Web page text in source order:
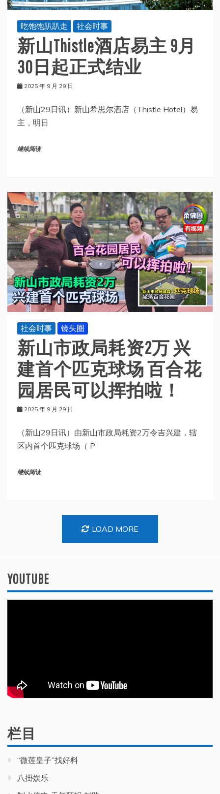
吃饱饱趴趴走 社会时事
新山Thistle酒店易主 9月
30日起正式结业
2025 年 9 月 29 日
（新山29日讯）新山希思尔酒店（Thistle Hotel）易
主，明日
继续阅读
社会时事 镜头圈
新山市政局耗资2万 兴
建首个匹克球场 百合花
园居民可以挥拍啦！
2025 年 9 月 29 日
（新山29日讯）由新山市政局耗资2万令吉兴建，辖
区内首个匹克球场（ P
继续阅读
LOAD MORE
YOUTUBE
栏目
“微莲皇子”找好料
八掛娱乐